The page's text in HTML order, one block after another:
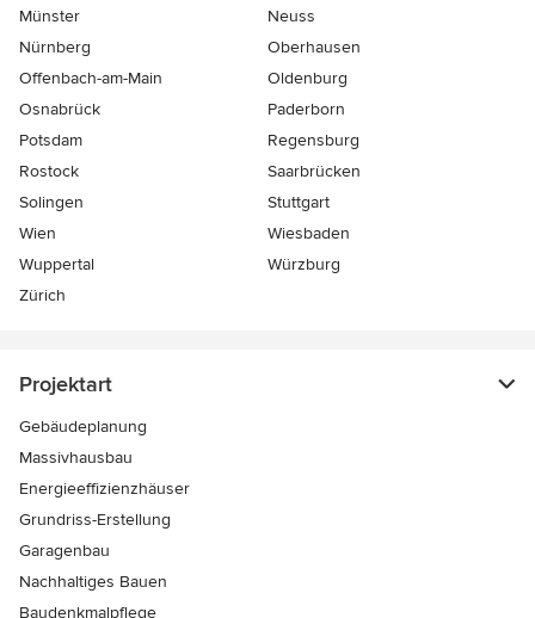
Münster
Neuss
Nürnberg
Oberhausen
Offenbach-am-Main
Oldenburg
Osnabrück
Paderborn
Potsdam
Regensburg
Rostock
Saarbrücken
Solingen
Stuttgart
Wien
Wiesbaden
Wuppertal
Würzburg
Zürich
Projektart
Gebäudeplanung
Massivhausbau
Energieeffizienzhäuser
Grundriss-Erstellung
Garagenbau
Nachhaltiges Bauen
Baudenkmalpflege